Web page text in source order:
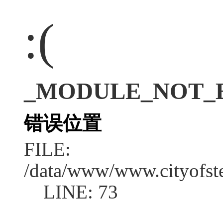
:(
错误位置
FILE:
/data/www/
LINE: 73